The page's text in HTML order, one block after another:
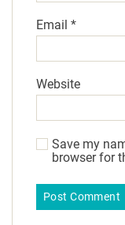
Email *
Website
Save my
browser for